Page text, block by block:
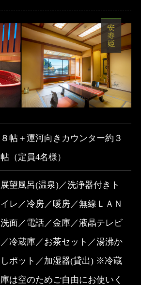
８帖＋運河向きカウンター約３
帖（定員4名様）
展望風呂(温泉)／洗浄器付きト
イレ／冷房／暖房／無線ＬＡＮ
洗面／電話／金庫／液晶テレビ
／冷蔵庫／お茶セット／湯沸か
しポット／加湿器(貸出) ※冷蔵
庫は空のためご自由にお使いく